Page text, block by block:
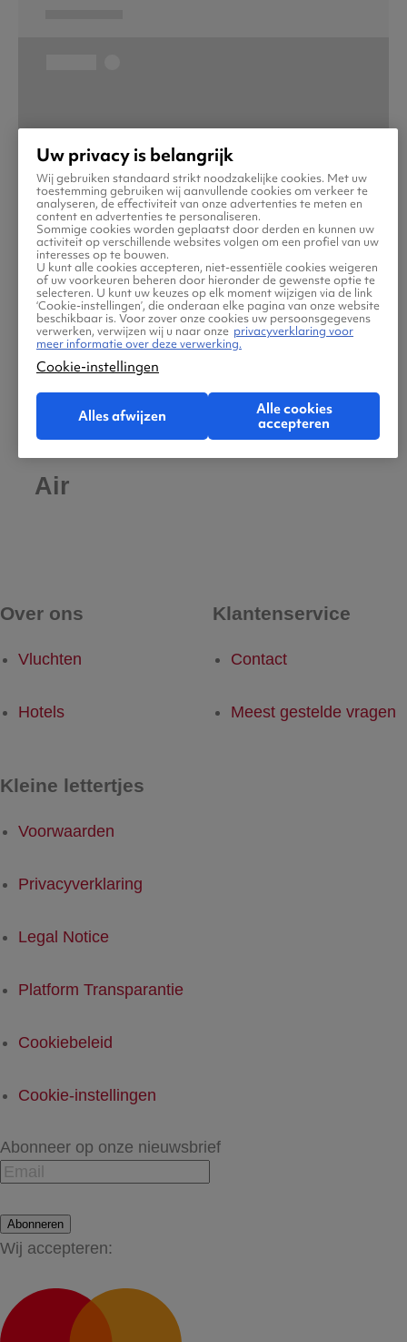
Air
Over ons
Vluchten
Hotels
Klantenservice
Contact
Meest gestelde vragen
Kleine lettertjes
Voorwaarden
Privacyverklaring
Legal Notice
Platform Transparantie
Cookiebeleid
Cookie-instellingen
Abonneer op onze nieuwsbrief
Abonneren
Wij accepteren:
Uw privacy is belangrijk
Wij gebruiken standaard strikt noodzakelijke cookies. Met uw
toestemming gebruiken wij aanvullende cookies om verkeer te
analyseren, de effectiviteit van onze advertenties te meten en
content en advertenties te personaliseren.
Sommige cookies worden geplaatst door derden en kunnen uw
activiteit op verschillende websites volgen om een profiel van uw
interesses op te bouwen.
U kunt alle cookies accepteren, niet-essentiële cookies weigeren
of uw voorkeuren beheren door hieronder de gewenste optie te
selecteren. U kunt uw keuzes op elk moment wijzigen via de link
‘Cookie-instellingen’, die onderaan elke pagina van onze website
beschikbaar is. Voor zover onze cookies uw persoonsgegevens
verwerken, verwijzen wij u naar onze privacyverklaring voor
meer informatie over deze verwerking.
Cookie-instellingen
Alles afwijzen
Alle cookies
accepteren